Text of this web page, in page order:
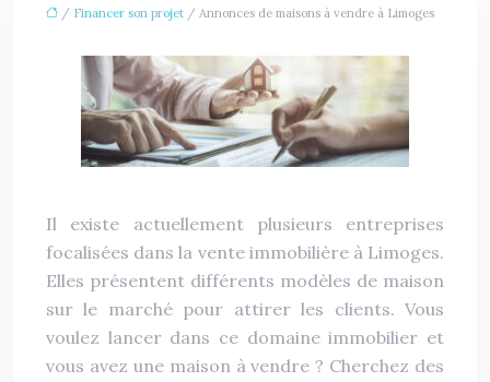
/ Financer son projet / Annonces de maisons à vendre à Limoges
Il existe actuellement plusieurs entreprises
focalisées dans la vente immobilière à Limoges.
Elles présentent différents modèles de maison
sur le marché pour attirer les clients. Vous
voulez lancer dans ce domaine immobilier et
vous avez une maison à vendre ? Cherchez des